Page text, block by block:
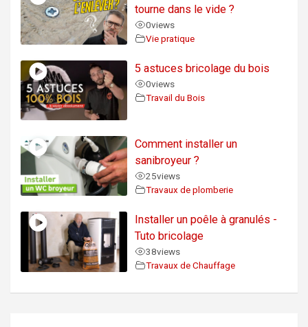
tourne dans le vide ?
0views
Vie pratique
5 astuces bricolage du bois
0views
Travail du Bois
Comment installer un
sanibroyeur ?
25views
Travaux de plomberie
Installer un poêle à granulés -
Tuto bricolage
38views
Travaux de Chauffage